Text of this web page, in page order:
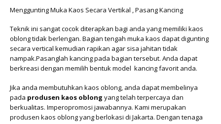
Menggunting Muka Kaos Secara Vertikal , Pasang Kancing
Teknik ini sangat cocok diterapkan bagi anda yang memiliki kaos
oblong tidak berlengan. Bagian tengah muka kaos dapat digunting
secara vertical kemudian rapikan agar sisa jahitan tidak
nampak.Pasanglah kancing pada bagian tersebut. Anda dapat
berkreasi dengan memilih bentuk model kancing favorit anda.
Jika anda membutuhkan kaos oblong, anda dapat membelinya
pada produsen kaos oblong yang telah terpercaya dan
berkualitas. Imperopromosi jawabannya. Kami merupakan
produsen kaos oblong yang berlokasi di Jakarta. Dengan tenaga